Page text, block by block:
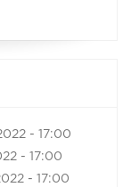
- 17:00
- 17:00
- 17:00